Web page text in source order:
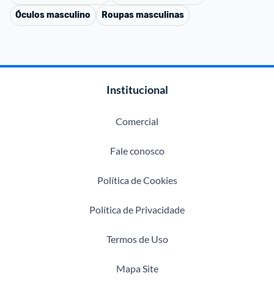
Óculos masculino
Roupas masculinas
Institucional
Comercial
Fale conosco
Política de Cookies
Política de Privacidade
Termos de Uso
Mapa Site